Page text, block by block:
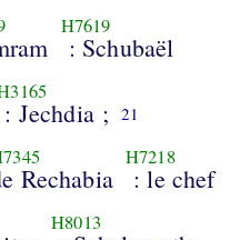
H7619
: Schubaël
: Jechdia ; 21
Rechabia
H7218
: le chef
H8013